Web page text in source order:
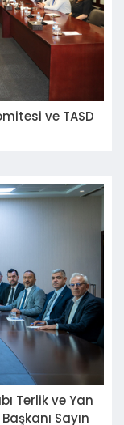
ve TASD
Terlik ve Yan
Sayın